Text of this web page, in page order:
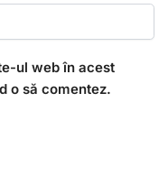
ul web în acest
o să comentez.